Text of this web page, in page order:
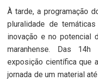
À tarde, a programação
pluralidade de
inovação e no potencial
maranhense. Das
exposição científica que
jornada de um material